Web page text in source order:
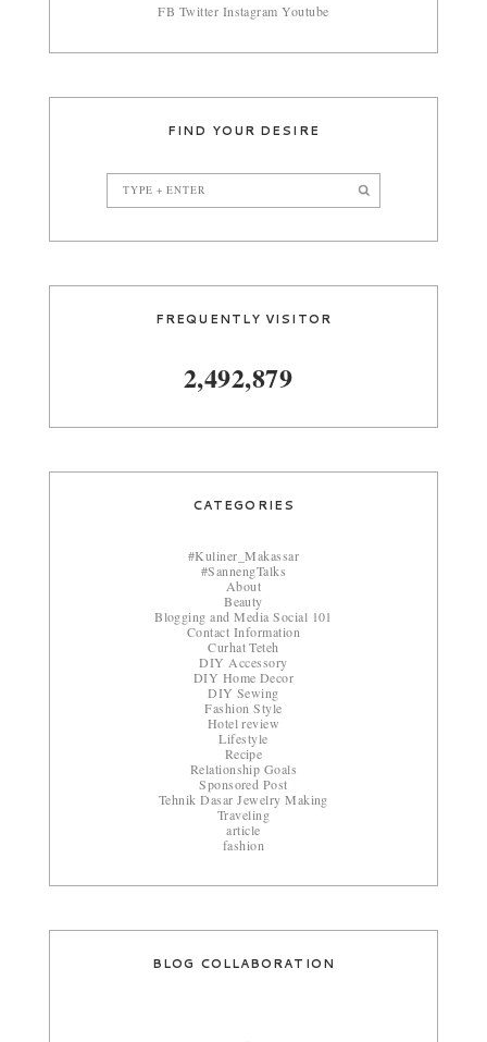
FB Twitter Instagram Youtube
FIND YOUR DESIRE
FREQUENTLY VISITOR
2,492,879
CATEGORIES
#Kuliner_Makassar
#SannengTalks
About
Beauty
Blogging and Media Social 101
Contact Information
Curhat Teteh
DIY Accessory
DIY Home Decor
DIY Sewing
Fashion Style
Hotel review
Lifestyle
Recipe
Relationship Goals
Sponsored Post
Tehnik Dasar Jewelry Making
Traveling
article
fashion
BLOG COLLABORATION